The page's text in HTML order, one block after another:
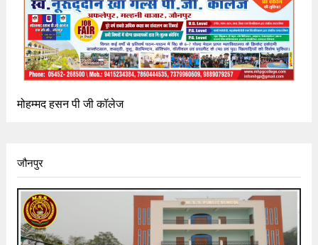
मोहम्मद हसन पी जी कॉलेज
जौनपुर